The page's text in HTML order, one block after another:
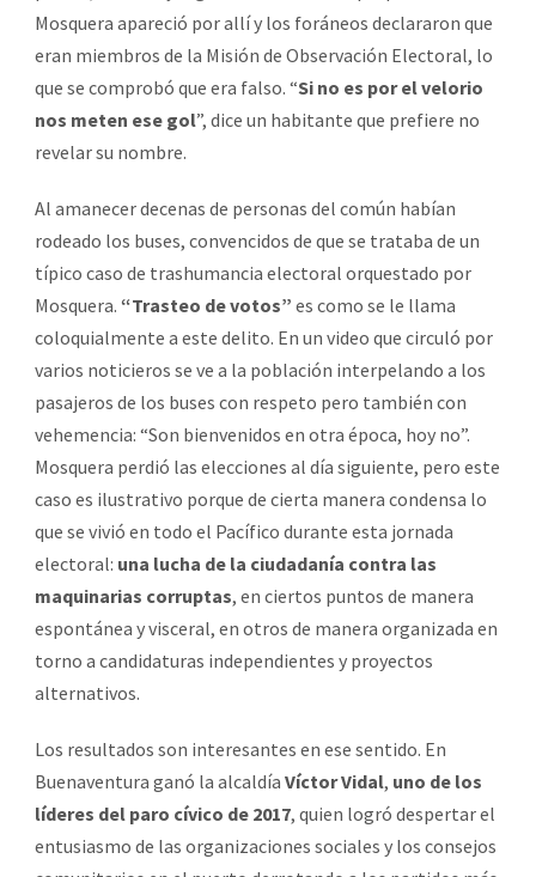
Mosquera apareció por allí y los foráneos declararon que
eran miembros de la Misión de Observación Electoral, lo
que se comprobó que era falso. “Si no es por el velorio
nos meten ese gol”, dice un habitante que prefiere no
revelar su nombre.
Al amanecer decenas de personas del común habían
rodeado los buses, convencidos de que se trataba de un
típico caso de trashumancia electoral orquestado por
Mosquera. “Trasteo de votos” es como se le llama
coloquialmente a este delito. En un video que circuló por
varios noticieros se ve a la población interpelando a los
pasajeros de los buses con respeto pero también con
vehemencia: “Son bienvenidos en otra época, hoy no”.
Mosquera perdió las elecciones al día siguiente, pero este
caso es ilustrativo porque de cierta manera condensa lo
que se vivió en todo el Pacífico durante esta jornada
electoral: una lucha de la ciudadanía contra las
maquinarias corruptas, en ciertos puntos de manera
espontánea y visceral, en otros de manera organizada en
torno a candidaturas independientes y proyectos
alternativos.
Los resultados son interesantes en ese sentido. En
Buenaventura ganó la alcaldía Víctor Vidal, uno de los
líderes del paro cívico de 2017, quien logró despertar el
entusiasmo de las organizaciones sociales y los consejos